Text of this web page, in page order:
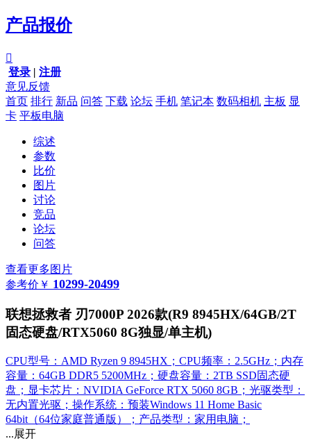
产品报价

登录 | 注册
意见反馈
首页 排行 新品 问答 下载 论坛 手机 笔记本 数码相机 主板 显
卡 平板电脑
综述
参数
比价
图片
讨论
竞品
论坛
问答
查看更多图片
参考价 ￥ 10299-20499
联想拯救者 刃7000P 2026款(R9 8945HX/64GB/2T
固态硬盘/RTX5060 8G独显/单主机)
CPU型号：AMD Ryzen 9 8945HX；CPU频率：2.5GHz；内存
容量：64GB DDR5 5200MHz；硬盘容量：2TB SSD固态硬
盘；显卡芯片：NVIDIA GeForce RTX 5060 8GB；光驱类型：
无内置光驱；操作系统：预装Windows 11 Home Basic
64bit（64位家庭普通版）；产品类型：家用电脑；
...展开